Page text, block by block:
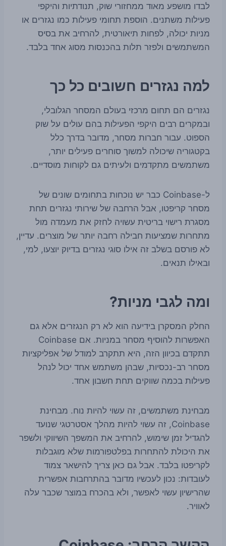
לבדו מושפע מאוד ממחזורי שוק, תנודתיות והיקפי
פעילות משתנים. הוספת תחומי פעילות כמו נגזרים או
מניות יכולה, לפחות תיאורטית, להרחיב את בסיס
המשתמשים ולפזר תלות בהכנסות מסוג אחד בלבד.
למה נגזרים חשובים כל כך
נגזרים הם תחום מרכזי בעולם המסחר הגלובלי,
ובמקרים רבים היקפי הפעילות בהם עולים על שוק
הספוט. עבור חברות מסחר, מדובר בדרך כלל
בקטגוריה שיכולה למשוך סוחרים פעילים יותר,
משתמשים מתקדמים ולעיתים גם לקוחות מוסדיים.
ל-Coinbase כבר יש נוכחות בתחומים שונים של
מסחר קריפטו, אבל הרחבה של שירותי נגזרים תחת
מסגרת רישוי בריטית עשויה לחזק את מעמדה מול
מתחרות שמציעות חבילה רחבה יותר של מוצרים. עדיין,
לא פורסם בשלב זה אילו סוגי נגזרים בדיוק יוצעו, למי,
ובאילו תנאים.
ומה לגבי מניות?
החלק המסקרן בידיעה הוא לא רק הנגזרים אלא גם
האפשרות להוסיף מסחר במניות. אם Coinbase
תתקדם בכיוון הזה, היא תתקרב למודל של אפליקציות
מסחר רב-נכסיות, שבהן משתמש אחד יכול לנהל
פעילות בכמה שווקים תחת חשבון אחד.
מבחינת משתמשים, זה עשוי להיות נוח. מבחינת
Coinbase, זה עשוי להיות מהלך אסטרטגי שנועד
להגדיל זמן שימוש, להרחיב את המשפך השיווקי ולשפר
את היכולת להתחרות בפלטפורמות שלא מוגבלות
לקריפטו בלבד. אבל גם כאן צריך להישאר צמוד
לעובדות: נכון לעכשיו מדובר בהתרחבות אפשרית
שהרישיון עשוי לאפשר, ולא בהכרח במוצר שכבר עלה
לאוויר.